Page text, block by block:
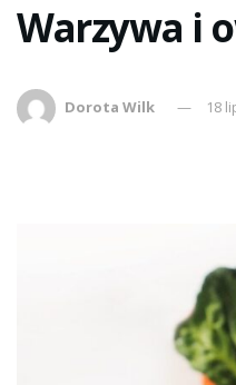
Warzywa i
Dorota Wilk 18